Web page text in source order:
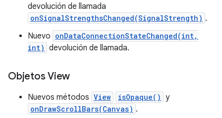
devolución de llamada
onSignalStrengthsChanged(SignalStrength) .
Nuevo onDataConnectionStateChanged(int,
int) devolución de llamada.
Objetos View
Nuevos métodos View isOpaque() y
onDrawScrollBars(Canvas) .